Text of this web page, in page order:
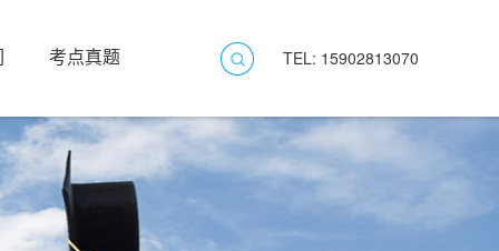
TEL: 15902813070
考点真题